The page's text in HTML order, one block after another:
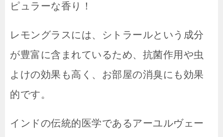
ピュラーな香り！
レモングラスには、シトラールという成分
が豊富に含まれているため、抗菌作用や虫
よけの効果も高く、お部屋の消臭にも効果
的です。
インドの伝統的医学であるアーユルヴェー